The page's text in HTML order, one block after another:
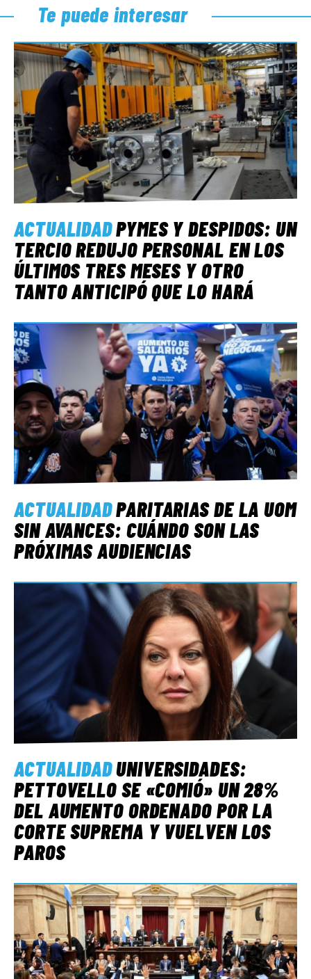
Te puede interesar
ACTUALIDADPYMES Y DESPIDOS: UN
TERCIO REDUJO PERSONAL EN LOS
ÚLTIMOS TRES MESES Y OTRO
TANTO ANTICIPÓ QUE LO HARÁ
ACTUALIDADPARITARIAS DE LA UOM
SIN AVANCES: CUÁNDO SON LAS
PRÓXIMAS AUDIENCIAS
ACTUALIDADUNIVERSIDADES:
PETTOVELLO SE «COMIÓ» UN 28%
DEL AUMENTO ORDENADO POR LA
CORTE SUPREMA Y VUELVEN LOS
PAROS